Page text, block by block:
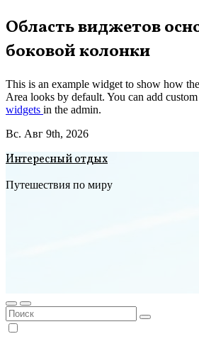
Перейти
к
содержимому
Область виджетов
боковой колонки
This is an example widget to show how
Area looks by default. You can add
widgets in the admin.
Вс. Авг 9th, 2026
Интересный отдых
Путешествия по миру